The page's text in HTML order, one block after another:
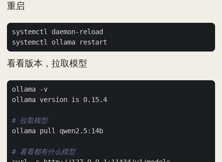
重启
看看版本，拉取模型
# 拉取模型
# 看看都有什么模型